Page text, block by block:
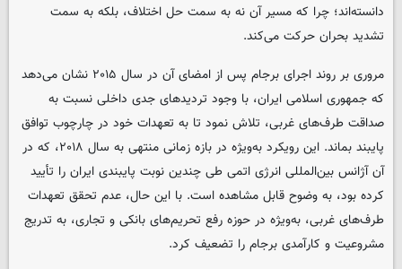
دانسته‌اند؛ چرا که مسیر آن نه به سمت حل اختلاف، بلکه به سمت
تشدید بحران حرکت می‌کند.
مروری بر روند اجرای برجام پس از امضای آن در سال ۲۰۱۵ نشان می‌دهد
که جمهوری اسلامی ایران، با وجود تردیدهای جدی داخلی نسبت به
صداقت طرف‌های غربی، تلاش نمود تا به تعهدات خود در چارچوب توافق
پایبند بماند. این رویکرد به‌ویژه در بازه زمانی منتهی به سال ۲۰۱۸، که در
آن آژانس بین‌المللی انرژی اتمی طی چندین نوبت پایبندی ایران را تأیید
کرده بود، به وضوح قابل مشاهده است. با این حال، عدم تحقق تعهدات
طرف‌های غربی، به‌ویژه در حوزه رفع تحریم‌های بانکی و تجاری، به تدریج
مشروعیت و کارآمدی برجام را تضعیف کرد.